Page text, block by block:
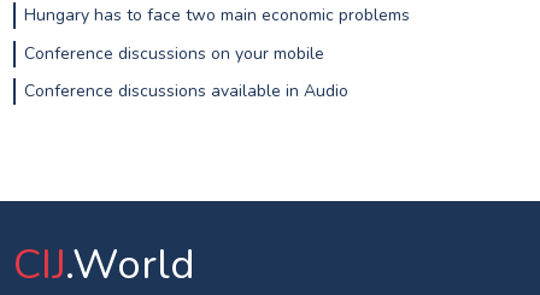
Hungary has to face two main economic problems
Conference discussions on your mobile
Conference discussions available in Audio
CIJ.World